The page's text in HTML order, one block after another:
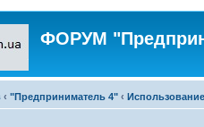
ФОРУМ
‹ "Предприниматель 4" ‹